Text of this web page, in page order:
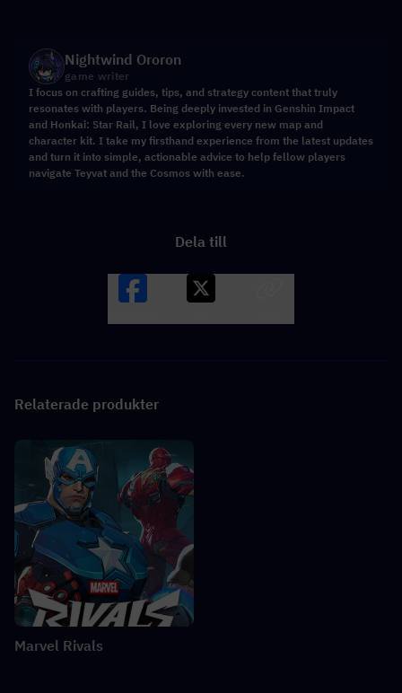
Nightwind Ororon
game writer
I focus on crafting guides, tips, and strategy content that truly
resonates with players. Being deeply invested in Genshin Impact
and Honkai: Star Rail, I love exploring every new map and
character kit. I take my firsthand experience from the latest updates
and turn it into simple, actionable advice to help fellow players
navigate Teyvat and the Cosmos with ease.
Dela till
Relaterade produkter
Marvel Rivals